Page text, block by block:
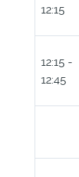
12:15
12:15 -
12:45